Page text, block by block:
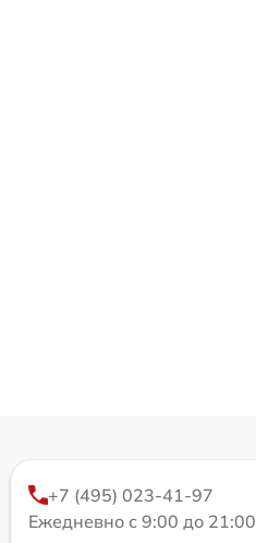
+7 (495) 023-41-97
Ежедневно с 9:00 до 21:00